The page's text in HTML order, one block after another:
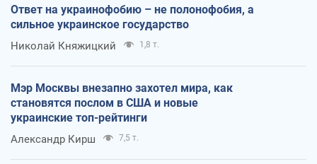
Ответ на украинофобию – не полонофобия, а
сильное украинское государство
Николай Княжицкий 1,8 т.
Мэр Москвы внезапно захотел мира, как
становятся послом в США и новые
украинские топ-рейтинги
Александр Кирш 7,5 т.